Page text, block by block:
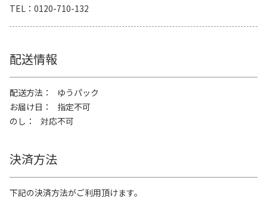
TEL
0120-710-132
配送情報
配送方法
ゆうパック
お届け日
指定不可
のし
対応不可
決済方法
下記の決済方法がご利用頂けます。